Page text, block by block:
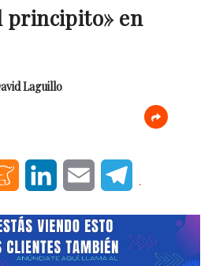
principito» en
Laguillo
MeneameLinkedInEmail .